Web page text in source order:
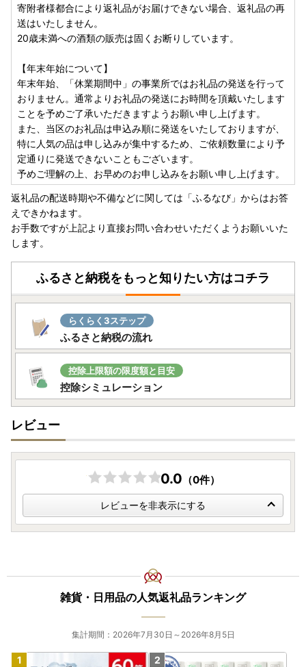
寄附者様都合により返礼品がお届けできない場合、返礼品の再
送はいたしません。
20歳未満への酒類の販売は固くお断りしています。
【年末年始について】
年末年始、「休業期間中」の事業所ではお礼品の発送を行って
おりません。通常よりお礼品の発送にお時間を頂戴いたします
ことを予めご了承いただきますようお願い申し上げます。
また、当区のお礼品は申込み順に発送をいたしておりますが、
特に人気の品は申し込みが集中するため、ご依頼数量により予
定通りに発送できないこともございます。
予めご理解の上、お早めのお申し込みをお願い申し上げます。
返礼品の配送時期や不備などに関しては「ふるなび」からはお答
えできかねます。
お手数ですが上記より直接お問い合わせいただくようお願いいた
します。
ふるさと納税をもっと知りたい方はコチラ
らくらく3ステップ
ふるさと納税の流れ
控除上限額の限度額と目安
控除シミュレーション
レビュー
0.0 （0件）
レビューを非表示にする
雑貨・日用品の人気返礼品ランキング
集計期間：2026年7月30日～2026年8月5日